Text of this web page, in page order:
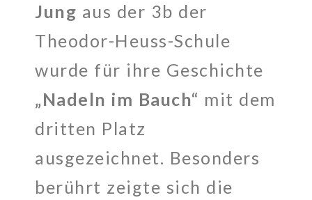
Jung aus der 3b der
Theodor-Heuss-Schule
wurde für ihre Geschichte
„Nadeln im Bauch“ mit dem
dritten Platz
ausgezeichnet. Besonders
berührt zeigte sich die